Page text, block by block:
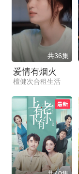
共36集
爱情有烟火
檀健次合租生活